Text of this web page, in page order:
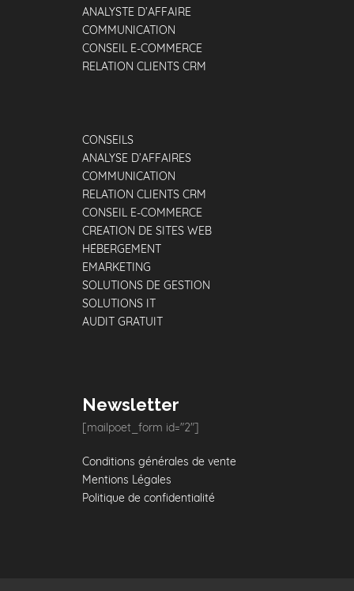
ANALYSTE D’AFFAIRE
COMMUNICATION
CONSEIL E-COMMERCE
RELATION CLIENTS CRM
CONSEILS
ANALYSE D’AFFAIRES
COMMUNICATION
RELATION CLIENTS CRM
CONSEIL E-COMMERCE
CREATION DE SITES WEB
HÉBERGEMENT
EMARKETING
SOLUTIONS DE GESTION
SOLUTIONS IT
AUDIT GRATUIT
Newsletter
[mailpoet_form id="2"]
Conditions générales de vente
Mentions Légales
Politique de confidentialité